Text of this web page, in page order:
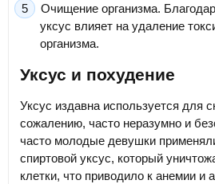
Очищение организма.
уксус влияет на удаление
организма.
Уксус и похудение
Уксус издавна используется для
сожалению, часто неразумно и
часто молодые девушки
спиртовой уксус, который
клетки, что приводило к анемии и